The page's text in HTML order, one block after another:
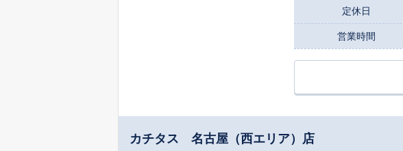
定休日
営業時間
カチタス 名古屋（西エリア）店